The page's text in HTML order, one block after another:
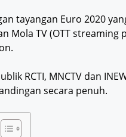
tayangan Euro 2020
Mola TV (OTT
RCTI, MNCTV dan
secara penuh.